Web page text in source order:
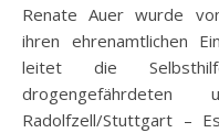
Renate Auer wurde von Ministerpräsident Mappus für
ihren ehrenamtlichen
leitet die
drogengefährdeten
Radolfzell/Stuttgart –